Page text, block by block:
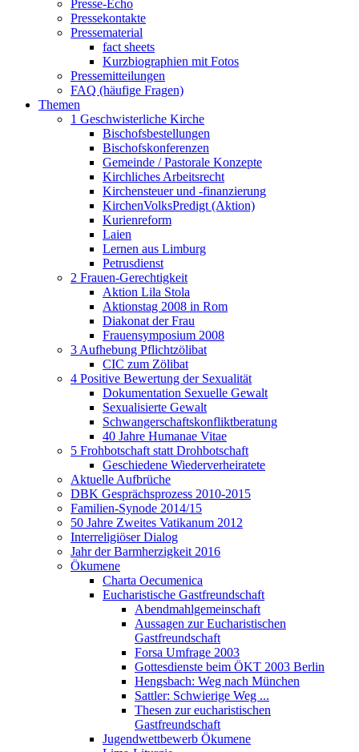
Presse-Echo
Pressekontakte
Pressematerial
fact sheets
Kurzbiographien mit Fotos
Pressemitteilungen
FAQ (häufige Fragen)
Themen
1 Geschwisterliche Kirche
Bischofsbestellungen
Bischofskonferenzen
Gemeinde / Pastorale Konzepte
Kirchliches Arbeitsrecht
Kirchensteuer und -finanzierung
KirchenVolksPredigt (Aktion)
Kurienreform
Laien
Lernen aus Limburg
Petrusdienst
2 Frauen-Gerechtigkeit
Aktion Lila Stola
Aktionstag 2008 in Rom
Diakonat der Frau
Frauensymposium 2008
3 Aufhebung Pflichtzölibat
CIC zum Zölibat
4 Positive Bewertung der Sexualität
Dokumentation Sexuelle Gewalt
Sexualisierte Gewalt
Schwangerschaftskonfliktberatung
40 Jahre Humanae Vitae
5 Frohbotschaft statt Drohbotschaft
Geschiedene Wiederverheiratete
Aktuelle Aufbrüche
DBK Gesprächsprozess 2010-2015
Familien-Synode 2014/15
50 Jahre Zweites Vatikanum 2012
Interreligiöser Dialog
Jahr der Barmherzigkeit 2016
Ökumene
Charta Oecumenica
Eucharistische Gastfreundschaft
Abendmahlgemeinschaft
Aussagen zur Eucharistischen
Gastfreundschaft
Forsa Umfrage 2003
Gottesdienste beim ÖKT 2003 Berlin
Hengsbach: Weg nach München
Sattler: Schwierige Weg ...
Thesen zur eucharistischen
Gastfreundschaft
Jugendwettbewerb Ökumene